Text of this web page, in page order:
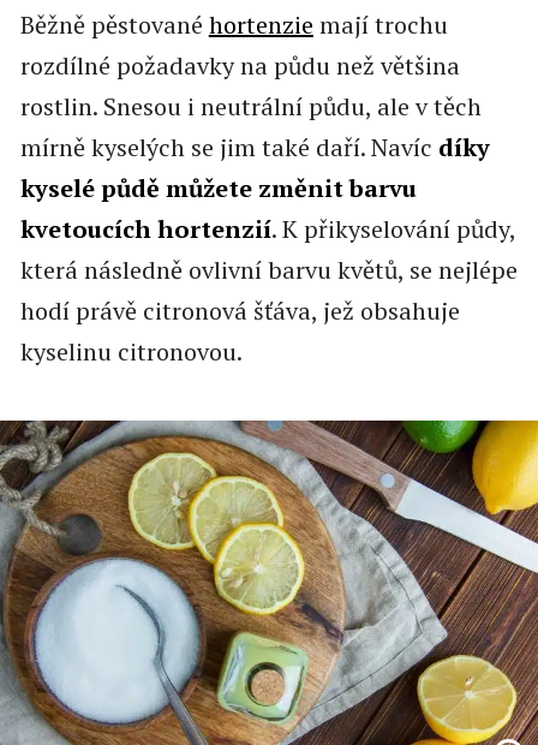
Běžně pěstované hortenzie mají trochu
rozdílné požadavky na půdu než většina
rostlin. Snesou i neutrální půdu, ale vtěch
mírně kyselých se jim také daří. Navíc díky
kyselé půdě můžete změnit barvu
kvetoucích hortenzií. K přikyselování půdy,
která následně ovlivní barvu květů, se nejlépe
hodí právě citronová šťáva, jež obsahuje
kyselinu citronovou.